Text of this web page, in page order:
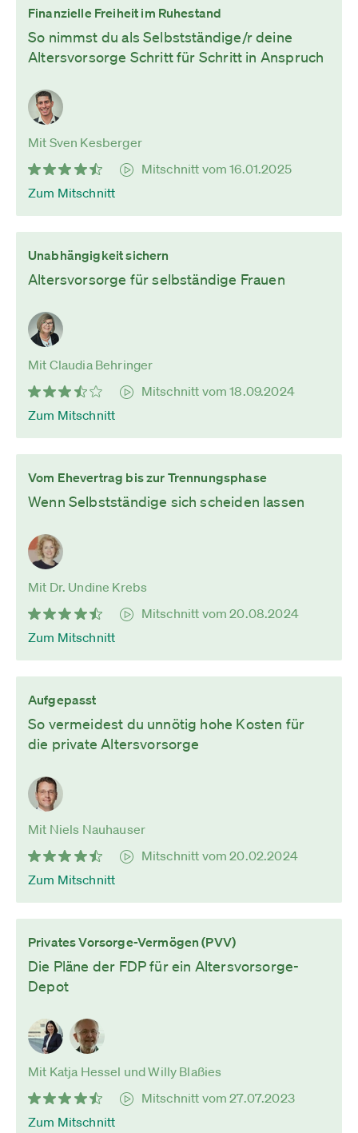
Finanzielle Freiheit im Ruhestand
So nimmst du als Selbstständige/r deine
Altersvorsorge Schritt für Schritt in Anspruch
Mit Sven Kesberger
Mitschnitt vom 16.01.2025
Zum Mitschnitt
Unabhängigkeit sichern
Altersvorsorge für selbständige Frauen
Mit Claudia Behringer
Mitschnitt vom 18.09.2024
Zum Mitschnitt
Vom Ehevertrag bis zur Trennungsphase
Wenn Selbstständige sich scheiden lassen
Mit Dr. Undine Krebs
Mitschnitt vom 20.08.2024
Zum Mitschnitt
Aufgepasst
So vermeidest du unnötig hohe Kosten für
die private Altersvorsorge
Mit Niels Nauhauser
Mitschnitt vom 20.02.2024
Zum Mitschnitt
Privates Vorsorge-Vermögen (PVV)
Die Pläne der FDP für ein Altersvorsorge-
Depot
Mit Katja Hessel und Willy Blaßies
Mitschnitt vom 27.07.2023
Zum Mitschnitt